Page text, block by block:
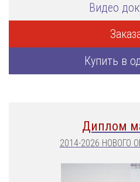
Видео
Купить в
Диплом
2014-2026 НОВОГО